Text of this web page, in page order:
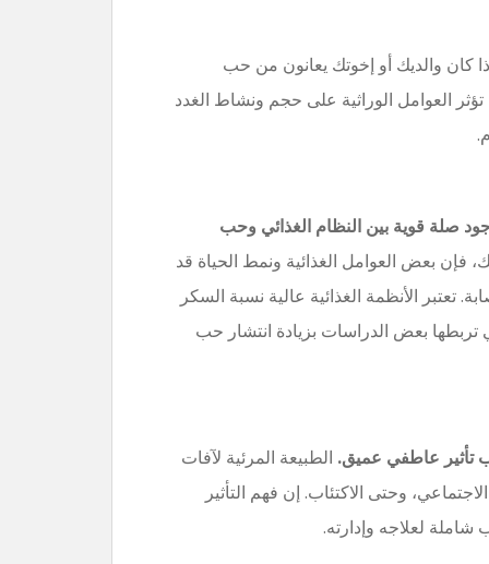
كان والديك أو إخوتك يعانون من حب
العوامل الوراثية على حجم ونشاط الغدد
صلة قوية بين النظام الغذائي وحب
فإن بعض العوامل الغذائية ونمط الحياة قد
تعتبر الأنظمة الغذائية عالية نسبة السكر
تربطها بعض الدراسات بزيادة انتشار حب
تأثير عاطفي عميق. الطبيعة المرئية لآفات
وحتى الاكتئاب. إن فهم التأثير
لعلاجه وإدارته.